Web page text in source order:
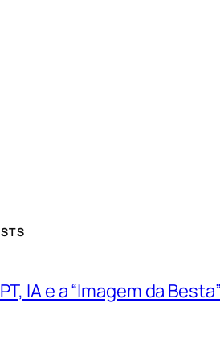
IA e a “Imagem da Besta”